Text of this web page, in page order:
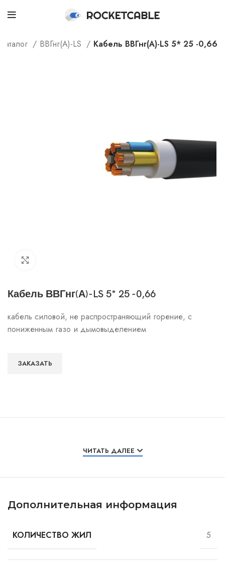
Каталог ВВГнг(А)-LS Кабель ВВГнг(А)-LS 5* 25 -0,66
Кабель ВВГнг(А)-LS 5* 25 -0,66
кабель силовой, не распространяющий горение, с
пониженным газо и дымовыделением
ЗАКАЗАТЬ
ЧИТАТЬ ДАЛЕЕ
Дополнительная информация
КОЛИЧЕСТВО ЖИЛ 5